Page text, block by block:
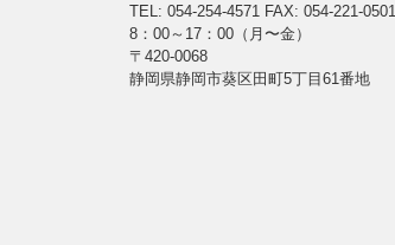
TEL: 054-254-4571 FAX: 054-221-0501
8：00～17：00（月〜金）
〒420-0068
静岡県静岡市葵区田町5丁目61番地